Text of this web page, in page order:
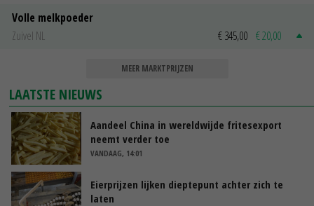
Volle melkpoeder
Zuivel NL
€ 345,00 € 20,00
MEER MARKTPRIJZEN
LAATSTE NIEUWS
Aandeel China in wereldwijde fritesexport
neemt verder toe
VANDAAG, 14:01
Eierprijzen lijken dieptepunt achter zich te
laten